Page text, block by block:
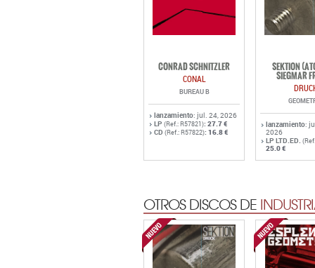
CONRAD SCHNITZLER
CONAL
BUREAU B
lanzamiento: jul. 24, 2026
LP (Ref.: R57821): 27.7 €
CD (Ref.: R57822): 16.8 €
SEKTION
SIEGMAR
lanzamiento:
2026
LP LTD.ED.
25.0 €
OTROS DISCOS DE